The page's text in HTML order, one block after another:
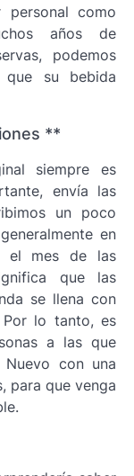
como
años de
podemos
que su bebida
**
siempre es
envía las
un poco
en
el mes de las
que las
se llena con
lo tanto, es
a las que
con una
para que venga